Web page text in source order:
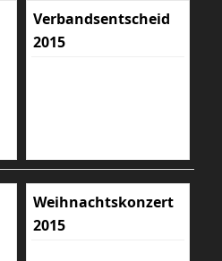
Verbandsentscheid
2015
Weihnachtskonzert
2015